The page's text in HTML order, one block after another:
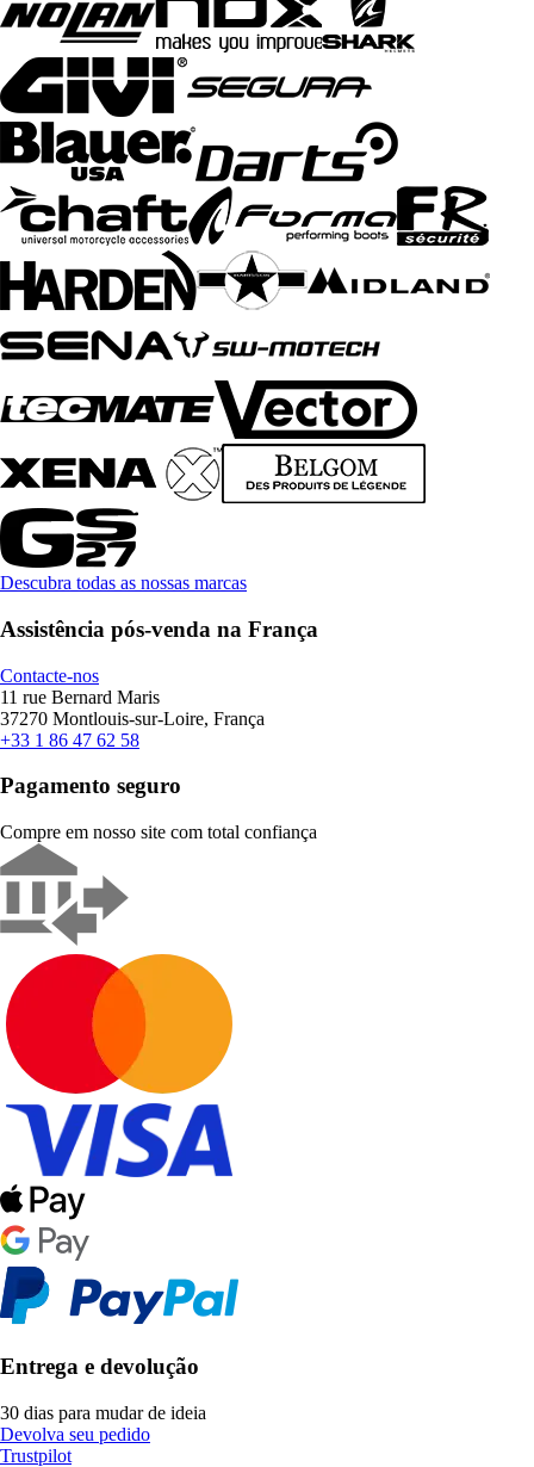
Descubra todas as nossas marcas
Assistência pós-venda na França
Contacte-nos
11 rue Bernard Maris
37270 Montlouis-sur-Loire, França
+33 1 86 47 62 58
Pagamento seguro
Compre em nosso site com total confiança
Entrega e devolução
30 dias para mudar de ideia
Devolva seu pedido
Trustpilot